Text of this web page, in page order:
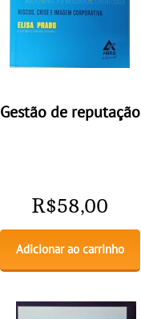
Gestão de reputação
R$58,00
Adicionar ao carrinho